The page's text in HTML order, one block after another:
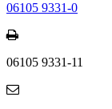
06105 9331-0
06105 9331-11